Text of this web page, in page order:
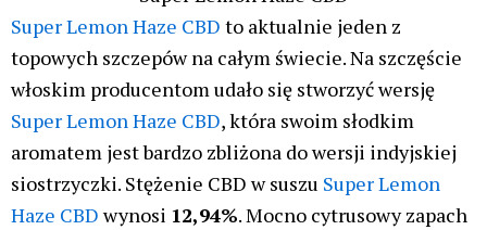
Super Lemon Haze CBD to aktualnie jeden z
topowych szczepów na całym świecie. Na szczęście
włoskim producentom udało się stworzyć wersję
Super Lemon Haze CBD, która swoim słodkim
aromatem jest bardzo zbliżona do wersji indyjskiej
siostrzyczki. Stężenie CBD w suszu Super Lemon
Haze CBDwynosi 12,94%. Mocno cytrusowy zapach